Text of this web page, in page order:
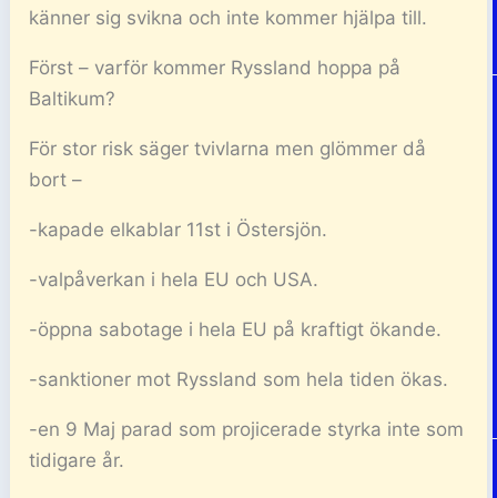
känner sig svikna och inte kommer hjälpa till.
Först – varför kommer Ryssland hoppa på
Baltikum?
För stor risk säger tvivlarna men glömmer då
bort –
-kapade elkablar 11st i Östersjön.
-valpåverkan i hela EU och USA.
-öppna sabotage i hela EU på kraftigt ökande.
-sanktioner mot Ryssland som hela tiden ökas.
-en 9 Maj parad som projicerade styrka inte som
tidigare år.